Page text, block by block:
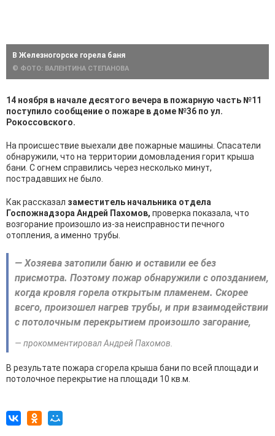
В Железногорске горела баня
© ФОТО: ВАЛЕНТИНА СТЕПАНОВА
14 ноября в начале десятого вечера в пожарную часть №11
поступило сообщение о пожаре в доме №36 по ул.
Рокоссовского.
На происшествие выехали две пожарные машины. Спасатели
обнаружили, что на территории домовладения горит крыша
бани. С огнем справились через несколько минут,
пострадавших не было.
Как рассказал заместитель начальника отдела
Госпожнадзора Андрей Пахомов, проверка показала, что
возгорание произошло из-за неисправности печного
отопления, а именно трубы.
— Хозяева затопили баню и оставили ее без
присмотра. Поэтому пожар обнаружили с опозданием,
когда кровля горела открытым пламенем. Скорее
всего, произошел нагрев трубы, и при взаимодействии
с потолочным перекрытием произошло загорание,
— прокомментировал Андрей Пахомов.
В результате пожара сгорела крыша бани по всей площади и
потолочное перекрытие на площади 10 кв.м.